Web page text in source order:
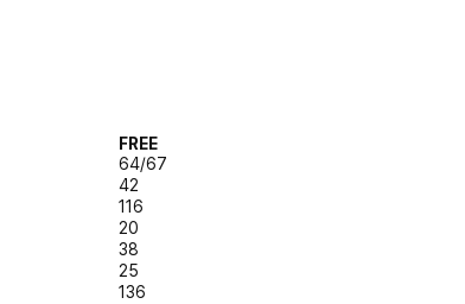
FREE
64/67
42
116
20
38
25
136